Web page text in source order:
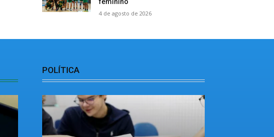
4 de agosto de 2026
POLÍTICA